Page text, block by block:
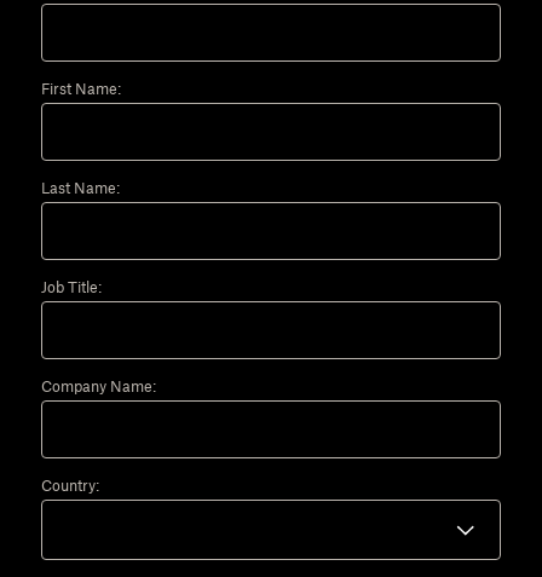
First Name:
Last Name:
Job Title:
Company Name:
Country: